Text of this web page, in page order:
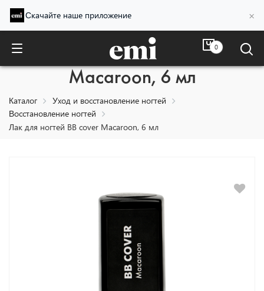
Скачайте наше приложение ×
0
Лак для ногтей BB cover
Macaroon, 6 мл
Каталог
Уход и восстановление ногтей
Восстановление ногтей
Лак для ногтей BB cover Macaroon, 6 мл